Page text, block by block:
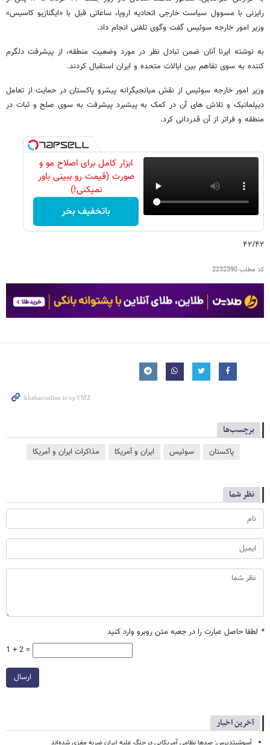
رایزنی با مسوول سیاست خارجی اتحادیه اروپا، ساعاتی قبل با «ایگنازیو کاسیس»
وزیر امور خارجه سوئیس گفت وگوی تلفنی انجام داد.
به نوشته ایرنا آنان ضمن تبادل نظر در مورد وضعیت منطقه، از پیشرفت دلگرم
کننده به سوی تفاهم بین ایالات متحده و ایران استقبال کردند.
وزیر امور خارجه سوئیس از نقش میانجیگرانه پیشرو پاکستان در حمایت از تعامل
دیپلماتیک و تلاش های آن در کمک به پیشبرد پیشرفت به سوی صلح و ثبات در
منطقه و فراتر از آن قدردانی کرد.
ابزار کامل برای اصلاح مو و
صورت (قیمت رو ببینی باور
نمیکنی!)
باتخفیف بخر
۴۲/۴۲
کد مطلب2232390
برچسب‌ها
پاکستان سوئیس ایران و آمریکا مذاکرات ایران و آمریکا
نظر شما
* لطفا حاصل عبارت را در جعبه متن روبرو وارد کنید
1 + 2 =
ارسال
آخرین اخبار
آسوشیتدپرس: صدها نظامی آمریکایی در جنگ علیه ایران ضربه مغزی شده‌اند